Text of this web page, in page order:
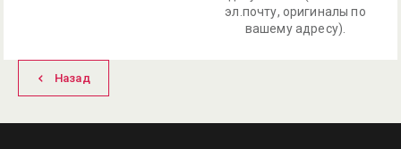
эл.почту, оригиналы по
вашему адресу).
Назад